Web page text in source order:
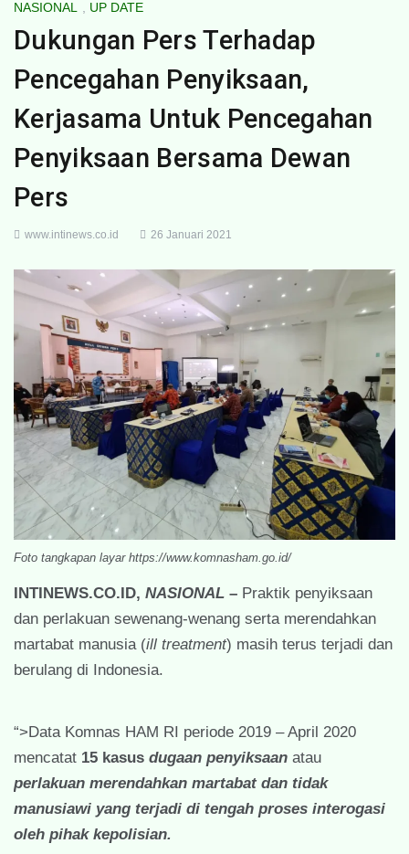
NASIONAL , UP DATE
Dukungan Pers Terhadap
Pencegahan Penyiksaan,
Kerjasama Untuk Pencegahan
Penyiksaan Bersama Dewan
Pers
www.intinews.co.id 26 Januari 2021
Foto tangkapan layar https://www.komnasham.go.id/
INTINEWS.CO.ID, NASIONAL – Praktik penyiksaan
dan perlakuan sewenang-wenang serta merendahkan
martabat manusia (ill treatment) masih terus terjadi dan
berulang di Indonesia.
“>Data Komnas HAM RI periode 2019 – April 2020
mencatat 15 kasus dugaan penyiksaan atau
perlakuan merendahkan martabat dan tidak
manusiawi yang terjadi di tengah proses interogasi
oleh pihak kepolisian.